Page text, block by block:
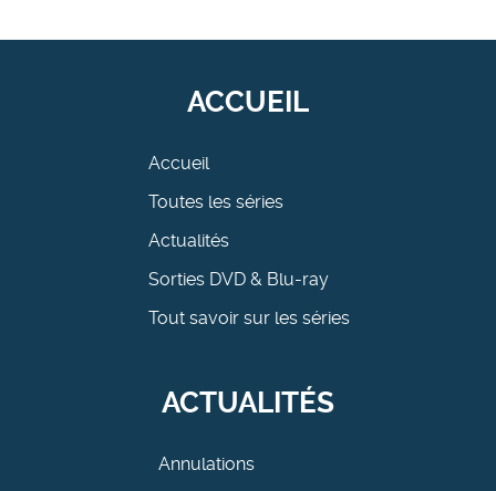
ACCUEIL
Accueil
Toutes les séries
Actualités
Sorties DVD & Blu-ray
Tout savoir sur les séries
ACTUALITÉS
Annulations